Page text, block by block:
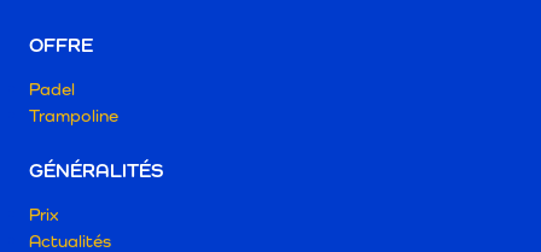
OFFRE
Padel
Trampoline
GÉNÉRALITÉS
Prix
Actualités